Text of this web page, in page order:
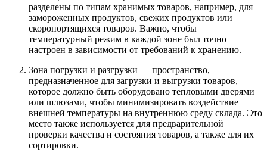
разделены по типам хранимых товаров, например, для
замороженных продуктов, свежих продуктов или
скоропортящихся товаров. Важно, чтобы
температурный режим в каждой зоне был точно
настроен в зависимости от требований к хранению.
Зона погрузки и разгрузки — пространство,
предназначенное для загрузки и выгрузки товаров,
которое должно быть оборудовано тепловыми дверями
или шлюзами, чтобы минимизировать воздействие
внешней температуры на внутреннюю среду склада. Это
место также используется для предварительной
проверки качества и состояния товаров, а также для их
сортировки.